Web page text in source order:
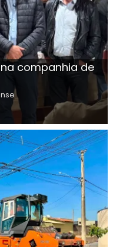
companhia de